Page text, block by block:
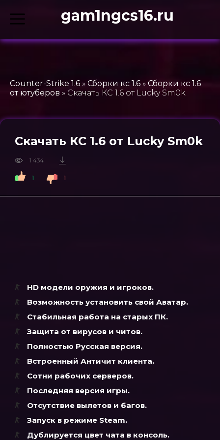
gam1ngcs16.ru
Counter-Strike 1.6 » Сборки кс 1.6 » Сборки кс 1.6
от ютуберов » Скачать КС 1.6 от Lucky Sm0k
Скачать КС 1.6 от Lucky Sm0k
1 434
1 1
HD модели оружия и игроков.
Возможность установить свой Аватар.
Стабильная работа на старых ПК.
Защита от вирусов и читов.
Полностью Русская версия.
Встроенный Античит клиента.
Сотни рабочих серверов.
Последняя версия игры.
Отсутствие вылетов и багов.
Запуск в режиме Steam.
Дублируется цвет чата в консоль.